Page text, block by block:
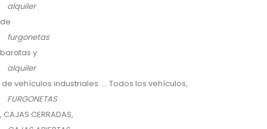
alquiler
de
furgonetas
baratas y
alquiler
de vehículos industriales. ... Todos los vehículos,
FURGONETAS
, CAJAS CERRADAS,